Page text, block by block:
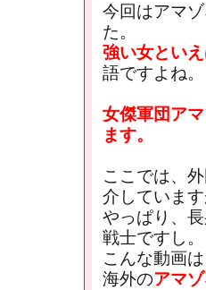
今回はアマ
た。
強い女とい
語ですよね。
女傑軍団ア
ます。
ここでは、
介していま
やっぱり、
戦士ですし。
こんな動画
海外のアマ